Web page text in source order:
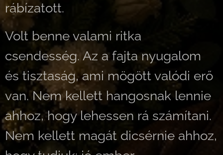
rábízatott.
Volt benne valami ritka
csendesség. Az a fajta nyugalom
és tisztaság, ami mögött valódi erő
van. Nem kellett hangosnak lennie
ahhoz, hogy lehessen rá számítani.
Nem kellett magát dicsérnie ahhoz,